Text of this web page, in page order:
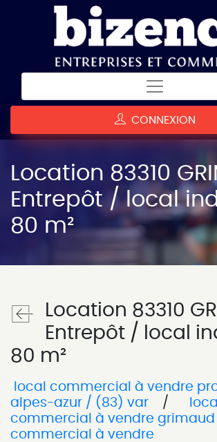
CONNEXION
Location 83310
Entrepôt / local
80 m²
Location 83310
Entrepôt / local
80 m²
local commercial à vendre
alpes-azur / (83) var
/
local
commercial à vendre grimaud
commercial à vendre